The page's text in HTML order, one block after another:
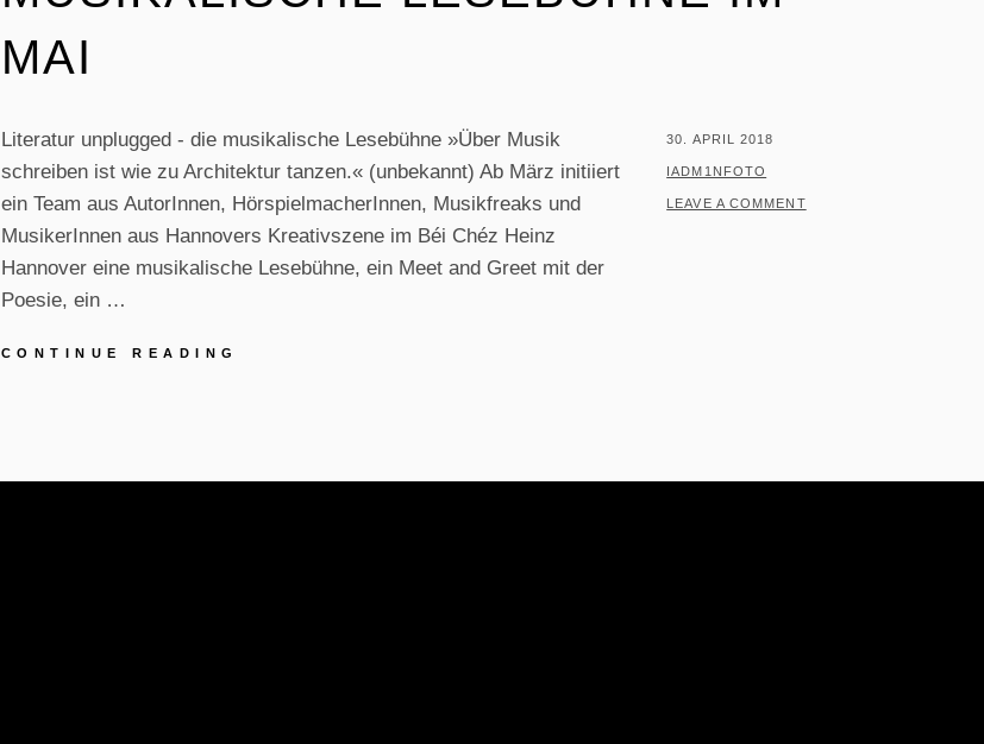
MAI
Literatur unplugged - die musikalische Lesebühne »Über Musik
schreiben ist wie zu Architektur tanzen.« (unbekannt) Ab März initiiert
ein Team aus AutorInnen, HörspielmacherInnen, Musikfreaks und
MusikerInnen aus Hannovers Kreativszene im Béi Chéz Heinz
Hannover eine musikalische Lesebühne, ein Meet and Greet mit der
Poesie, ein …
CONTINUE READING
POSTED
ON
30. APRIL 2018
BY
IADM1NFOTO
LEAVE A COMMENT